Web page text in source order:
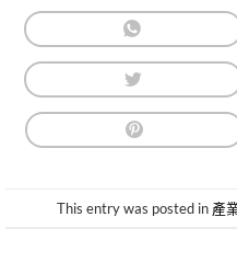
This entry was posted in 產